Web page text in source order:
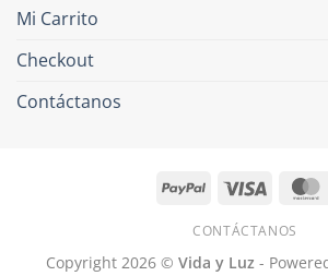
Mi Carrito
Checkout
Contáctanos
PayPal Visa
CONTÁCTANOS
Copyright 2026 © Vida y Luz -